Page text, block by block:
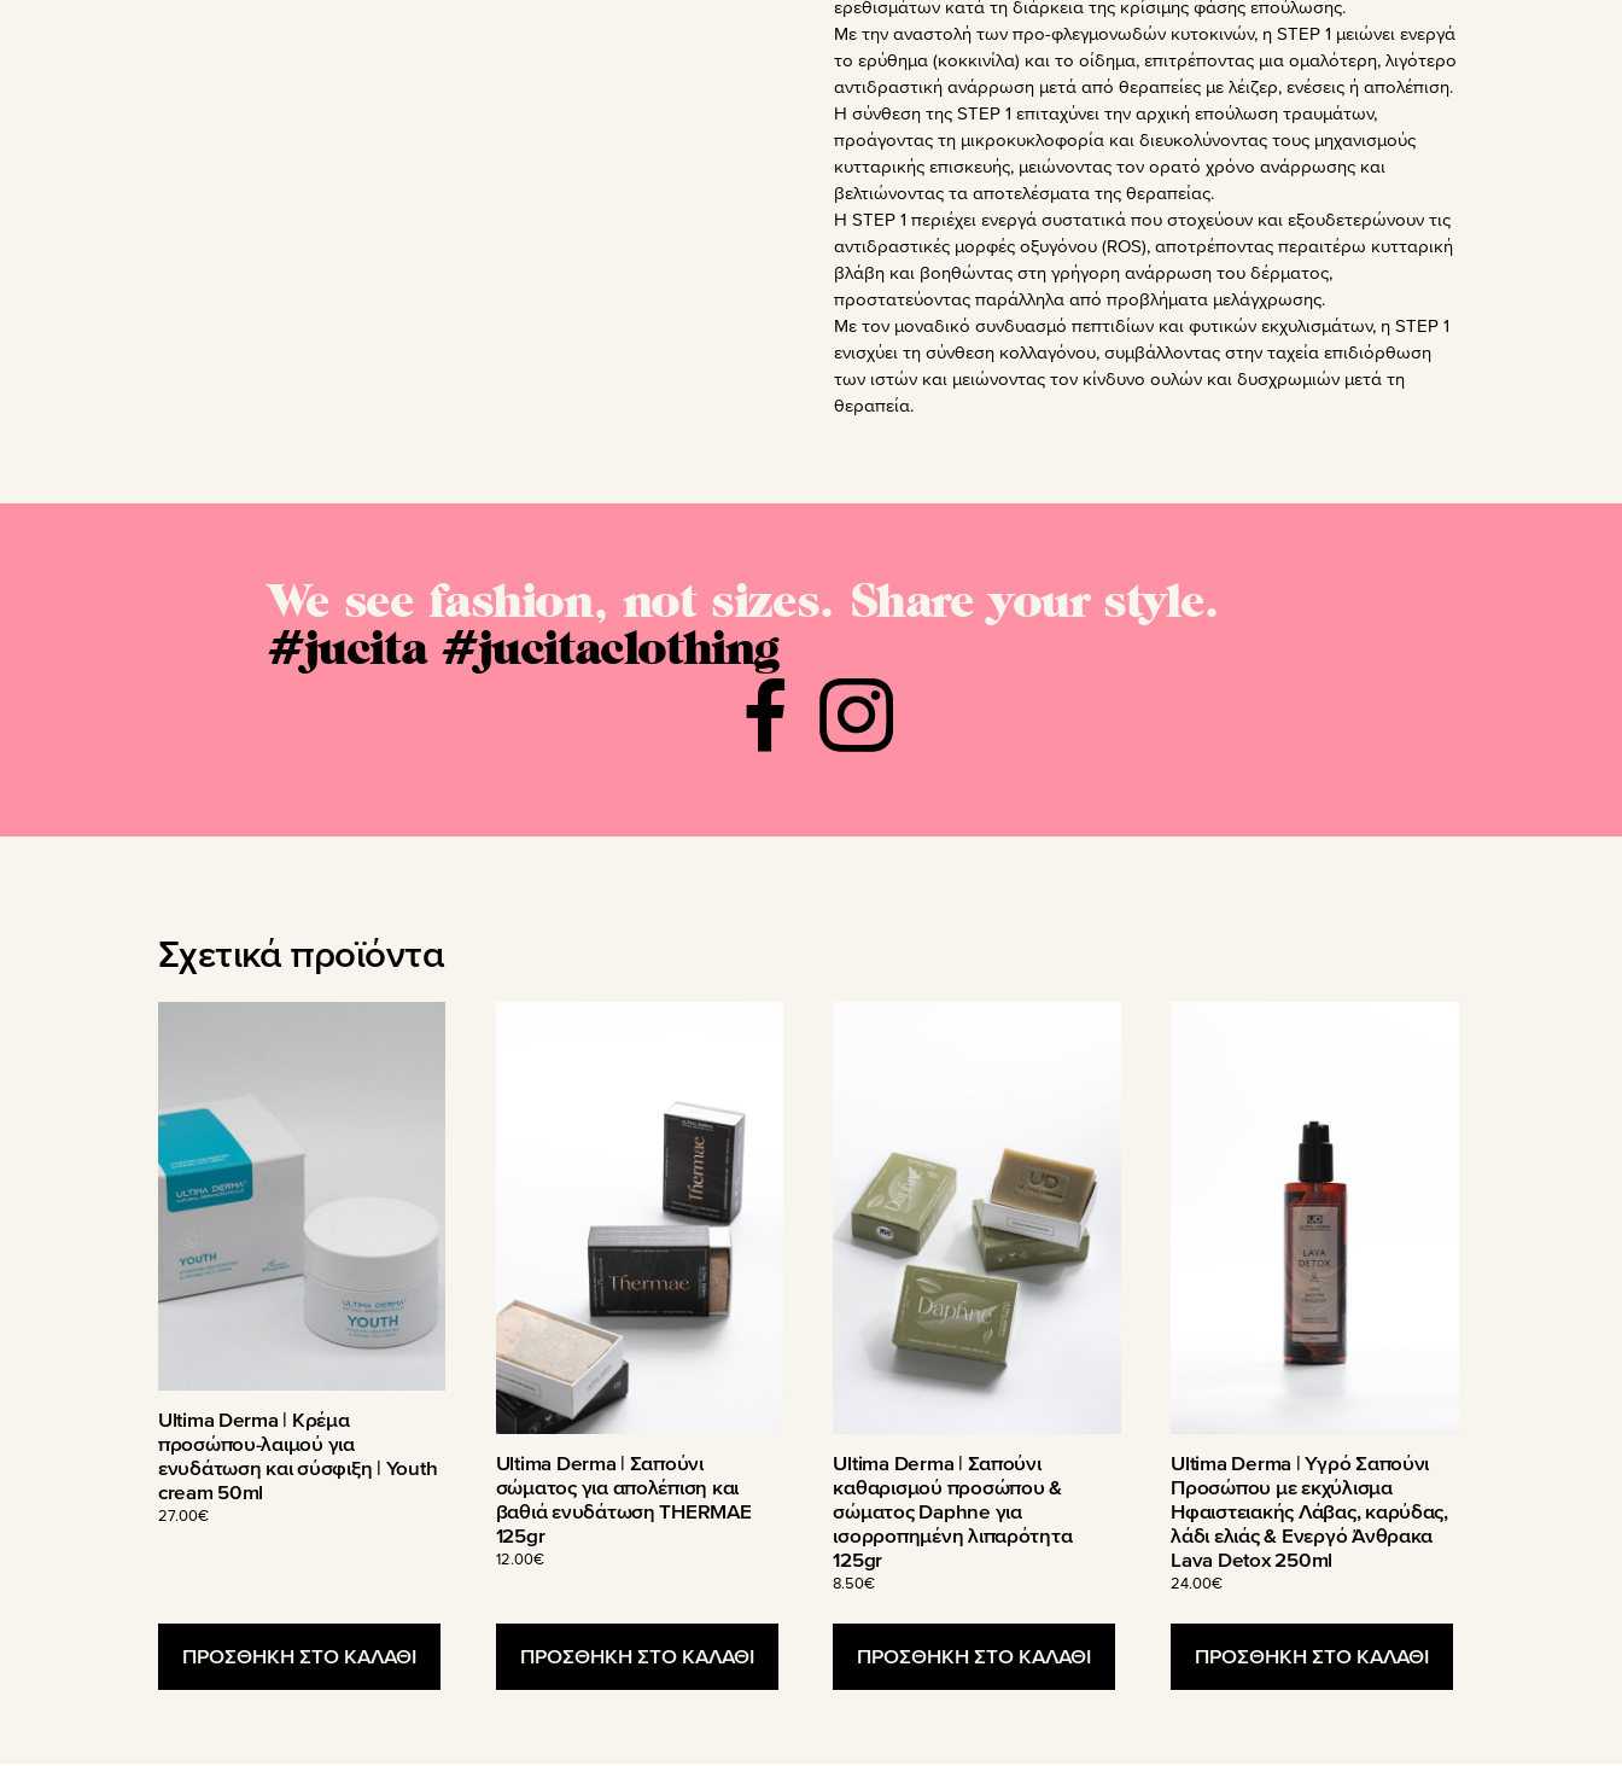
ερεθισμάτων κατά τη διάρκεια της κρίσιμης φάσης επούλωσης.
Με την αναστολή των προ-φλεγμονωδών κυτοκινών, η STEP 1 μειώνει ενεργά
το ερύθημα (κοκκινίλα) και το οίδημα, επιτρέποντας μια ομαλότερη, λιγότερο
αντιδραστική ανάρρωση μετά από θεραπείες με λέιζερ, ενέσεις ή απολέπιση.
Η σύνθεση της STEP 1 επιταχύνει την αρχική επούλωση τραυμάτων,
προάγοντας τη μικροκυκλοφορία και διευκολύνοντας τους μηχανισμούς
κυτταρικής επισκευής, μειώνοντας τον ορατό χρόνο ανάρρωσης και
βελτιώνοντας τα αποτελέσματα της θεραπείας.
Η STEP 1 περιέχει ενεργά συστατικά που στοχεύουν και εξουδετερώνουν τις
αντιδραστικές μορφές οξυγόνου (ROS), αποτρέποντας περαιτέρω κυτταρική
βλάβη και βοηθώντας στη γρήγορη ανάρρωση του δέρματος,
προστατεύοντας παράλληλα από προβλήματα μελάγχρωσης.
Με τον μοναδικό συνδυασμό πεπτιδίων και φυτικών εκχυλισμάτων, η STEP 1
ενισχύει τη σύνθεση κολλαγόνου, συμβάλλοντας στην ταχεία επιδιόρθωση
των ιστών και μειώνοντας τον κίνδυνο ουλών και δυσχρωμιών μετά τη
θεραπεία.
We see fashion, not sizes. Share your style.
#jucita #jucitaclothing
Σχετικά προϊόντα
Ultima Derma | Κρέμα
προσώπου-λαιμού για
ενυδάτωση και σύσφιξη | Youth
cream 50ml
27.00€
ΠΡΟΣΘΗΚΗ ΣΤΟ ΚΑΛΑΘΙ
Ultima Derma | Σαπούνι
σώματος για απολέπιση και
βαθιά ενυδάτωση THERMAE
125gr
12.00€
ΠΡΟΣΘΗΚΗ ΣΤΟ ΚΑΛΑΘΙ
Ultima Derma | Σαπούνι
καθαρισμού προσώπου &
σώματος Daphne για
ισορροπημένη λιπαρότητα
125gr
8.50€
ΠΡΟΣΘΗΚΗ ΣΤΟ ΚΑΛΑΘΙ
Ultima Derma | Υγρό Σαπούνι
Προσώπου µε εκχύλισµα
Ηφαιστειακής Λάβας, καρύδας,
λάδι ελιάς & Ενεργό Άνθρακα
Lava Detox 250ml
24.00€
ΠΡΟΣΘΗΚΗ ΣΤΟ ΚΑΛΑΘΙ